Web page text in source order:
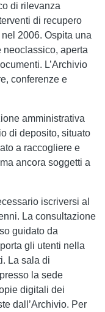
di rilevanza
di recupero
2006. Ospita una
aperta
L’Archivio
conferenze e
amministrativa
di deposito, situato
a raccogliere e
ancora soggetti a
iscriversi al
La consultazione
guidato da
gli utenti nella
La sala di
la sede
digitali dei
dall’Archivio. Per